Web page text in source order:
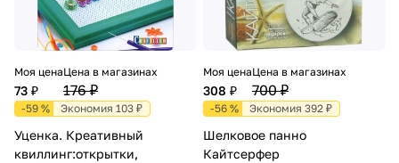
Моя цена
73 ₽
Цена в магазинах
176 ₽
-59 % Экономия 103 ₽
Уценка. Креативный
квиллинг:открытки,
Моя цена
308 ₽
Цена в магазинах
700 ₽
-56 % Экономия 392 ₽
Шелковое панно
Кайтсерфер